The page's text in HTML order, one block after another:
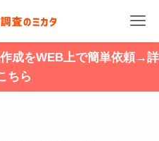
成をWEB上で簡単依頼→詳
ちら